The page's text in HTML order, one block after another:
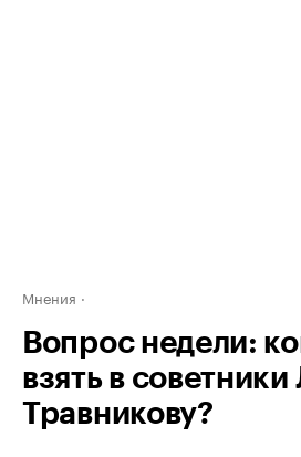
Мнения
Вопрос недели:
взять в
Травникову?